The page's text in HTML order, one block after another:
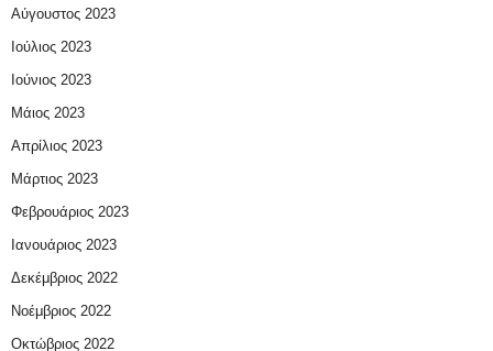
Αύγουστος 2023
Ιούλιος 2023
Ιούνιος 2023
Μάιος 2023
Απρίλιος 2023
Μάρτιος 2023
Φεβρουάριος 2023
Ιανουάριος 2023
Δεκέμβριος 2022
Νοέμβριος 2022
Οκτώβριος 2022